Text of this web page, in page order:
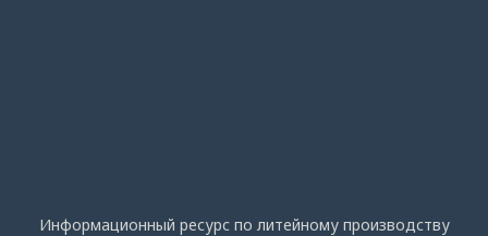
Информационный ресурс по литейному производству